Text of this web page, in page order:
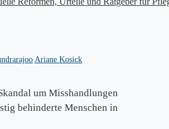
Ariane Kosick
um Misshandlungen
behinderte Menschen in